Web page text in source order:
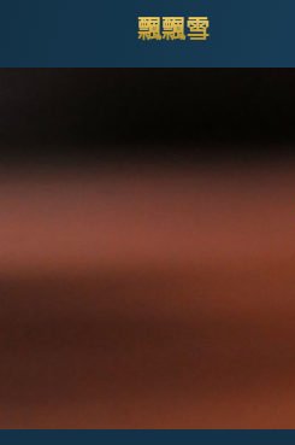
Enter)
飄飄雪